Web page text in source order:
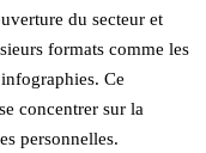
du secteur et
formats comme les
Ce
concentrer sur la
personnelles.